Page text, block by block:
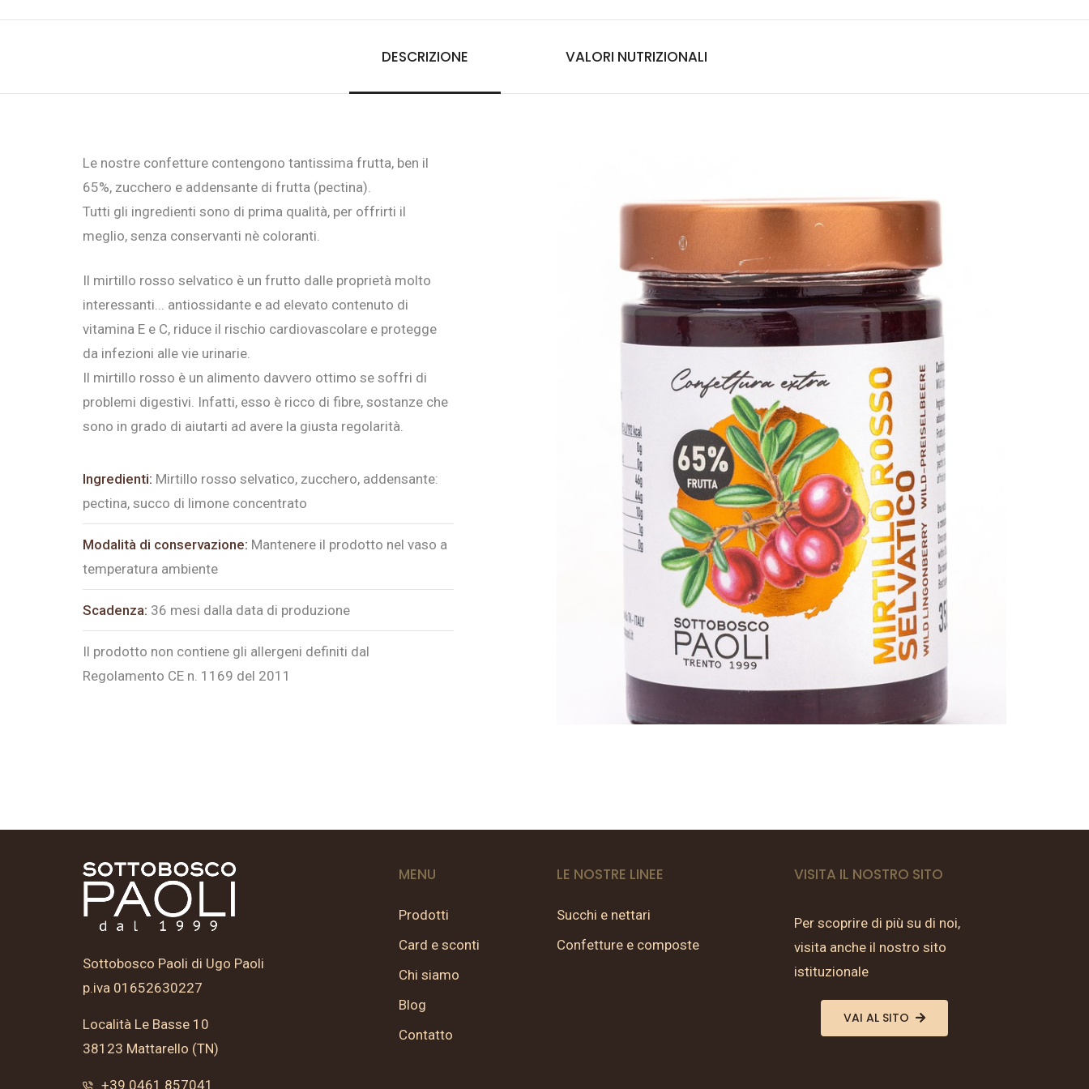
DESCRIZIONE VALORI NUTRIZIONALI
Le nostre confetture contengono tantissima frutta, ben il
65%, zucchero e addensante di frutta (pectina).
Tutti gli ingredienti sono di prima qualità, per offrirti il
meglio, senza conservanti nè coloranti.
Il mirtillo rosso selvatico è un frutto dalle proprietà molto
interessanti... antiossidante e ad elevato contenuto di
vitamina E e C, riduce il rischio cardiovascolare e protegge
da infezioni alle vie urinarie.
Il mirtillo rosso è un alimento davvero ottimo se soffri di
problemi digestivi. Infatti, esso è ricco di fibre, sostanze che
sono in grado di aiutarti ad avere la giusta regolarità.
Ingredienti: Mirtillo rosso selvatico, zucchero, addensante:
pectina, succo di limone concentrato
Modalità di conservazione: Mantenere il prodotto nel vaso a
temperatura ambiente
Scadenza: 36 mesi dalla data di produzione
Il prodotto non contiene gli allergeni definiti dal
Regolamento CE n. 1169 del 2011
Sottobosco Paoli di Ugo Paoli
p.iva 01652630227
Località Le Basse 10
38123 Mattarello (TN)
+39 0461 857041
MENU
Prodotti
Card e sconti
Chi siamo
Blog
Contatto
LE NOSTRE LINEE
Succhi e nettari
Confetture e composte
VISITA IL NOSTRO SITO
Per scoprire di più su di noi,
visita anche il nostro sito
istituzionale
VAI AL SITO